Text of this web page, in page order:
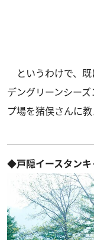
というわけで、
デングリーンシー
プ場を猪俣さんに教
◆戸隠イースタンキ